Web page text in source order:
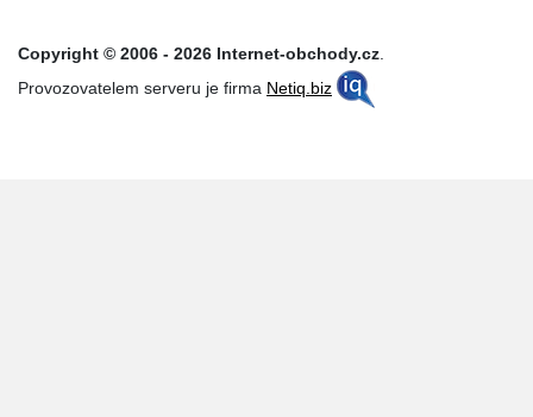
Copyright © 2006 - 2026 Internet-obchody.cz.
Provozovatelem serveru je firma Netiq.biz